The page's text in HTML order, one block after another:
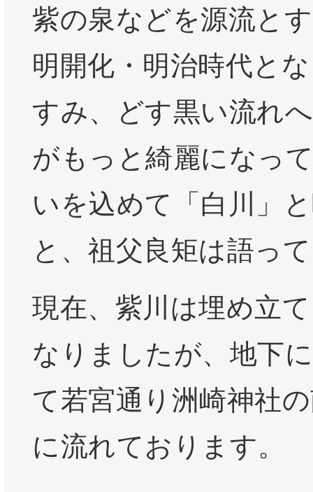
紫の泉などを源流と
明開化・明治時代と
すみ、どす黒い流れ
がもっと綺麗になっ
いを込めて「白川」
と、祖父良矩は語っ
現在、紫川は埋め立
なりましたが、地下
て若宮通り洲崎神社
に流れております。